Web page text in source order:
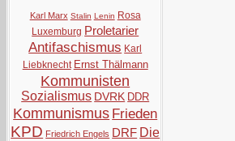
Karl Marx Stalin Lenin Rosa
Luxemburg Proletarier
Antifaschismus Karl
Liebknecht Ernst Thälmann
Kommunisten
Sozialismus DVRK DDR
Kommunismus Frieden
KPD Friedrich Engels DRF Die